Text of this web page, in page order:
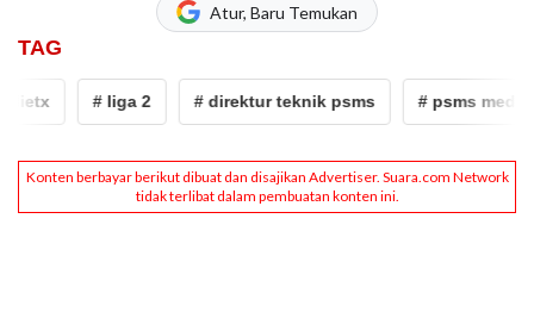
Atur, Baru Temukan
TAG
# liga 2 # direktur teknik psms # psms medan